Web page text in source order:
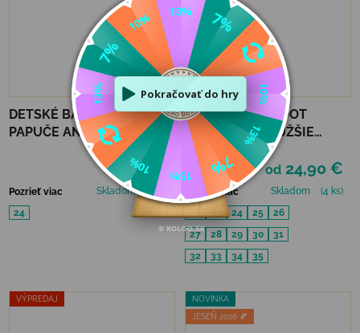
DETSKÉ BAREFOOT
PAPUČE ANATOMIC
FOOTWEAR - DINO B
24,50 €
Pozrieť viac Skladom
(1 ks)
24
DETSKÉ BAREFOOT
PAPUČE BEDA UŽŠIE
(SLIM)) - TRUCKS
od 24,90 €
Pozrieť viac Skladom
(4 ks)
22
23 24 25
26
27
28 29 30
31
32
33 34 35
VÝPREDAJ
NOVINKA
JESEŇ 2026 🍂